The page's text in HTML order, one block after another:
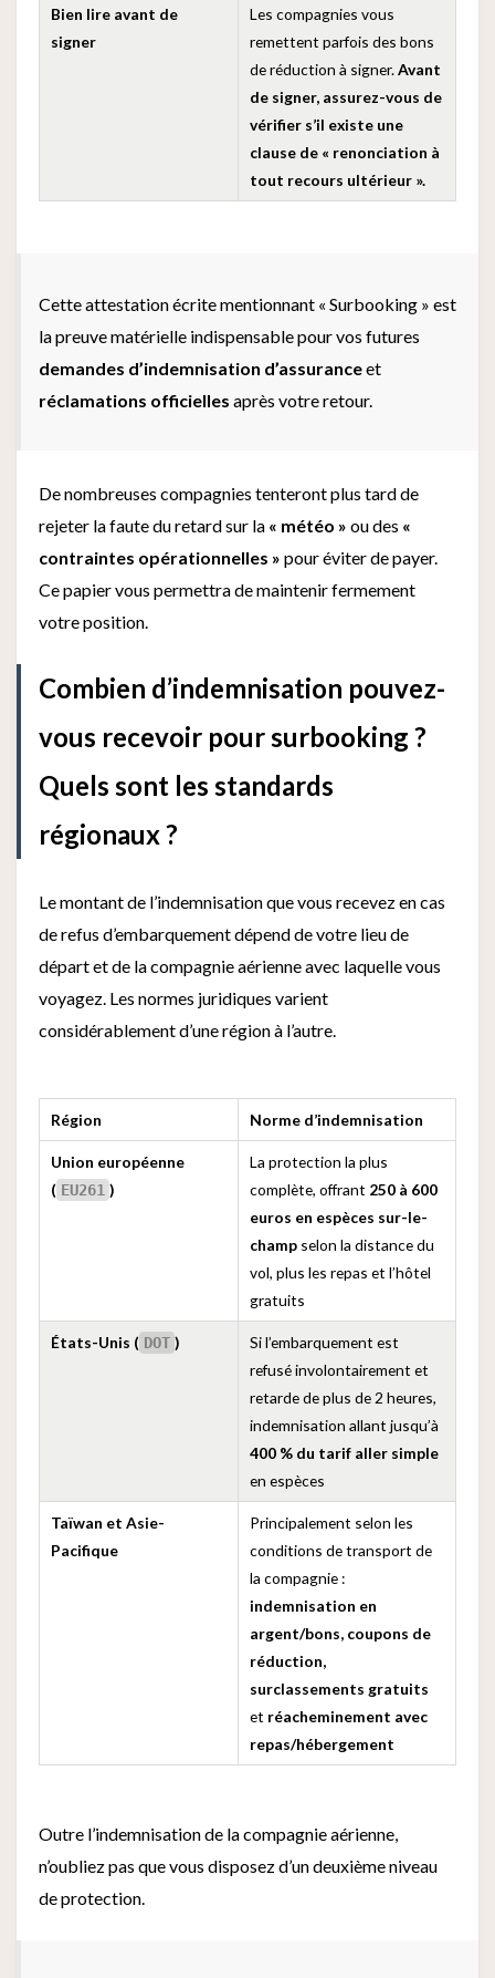
Bien lire avant de
signer
Les compagnies vous
remettent parfois des bons
de réduction à signer.Avant
de signer, assurez-vous de
vérifier s’il existe une
clause de « renonciation à
tout recours ultérieur ».
Cette attestation écrite mentionnant « Surbooking » est
la preuve matérielle indispensable pour vos futures
demandes d’indemnisation d’assuranceet
réclamations officielles après votre retour.
De nombreuses compagnies tenteront plus tard de
rejeter la faute du retard sur la « météo » ou des «
contraintes opérationnelles » pour éviter de payer.
Ce papier vous permettra de maintenir fermement
votre position.
Combien d’indemnisation pouvez-
vous recevoir pour surbooking ?
Quels sont les standards
régionaux ?
Le montant de l’indemnisation que vous recevez en cas
de refus d’embarquement dépend de votre lieu de
départ et de la compagnie aérienne avec laquelle vous
voyagez. Les normes juridiques varient
considérablement d’une région à l’autre.
Région Norme d’indemnisation
Union européenne
( EU261 )
La protection la plus
complète, offrant 250 à 600
euros en espèces sur-le-
champ selon la distance du
vol, plus les repas et l’hôtel
gratuits
États-Unis ( DOT )
Si l’embarquement est
refusé involontairement et
retarde de plus de 2 heures,
indemnisation allant jusqu’à
400 % du tarif aller simple
en espèces
Taïwan et Asie-
Pacifique
Principalement selon les
conditions de transport de
la compagnie :
indemnisation en
argent/bons, coupons de
réduction,
surclassements gratuits
et réacheminement avec
repas/hébergement
Outre l’indemnisation de la compagnie aérienne,
n’oubliez pas que vous disposez d’un deuxième niveau
de protection.